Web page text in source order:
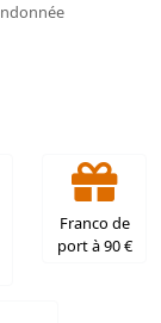
Franco de
port à 90 €